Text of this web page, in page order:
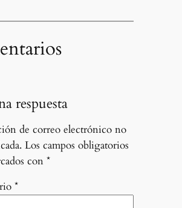
respuesta
de correo electrónico no
Los campos obligatorios
con *
*